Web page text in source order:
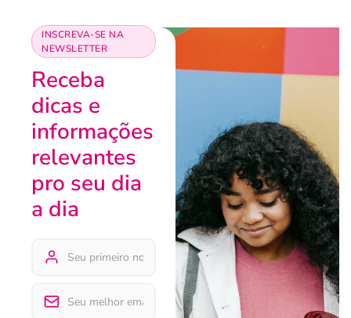
INSCREVA-SE NA
NEWSLETTER
Receba
dicas e
informações
relevantes
pro seu dia
a dia